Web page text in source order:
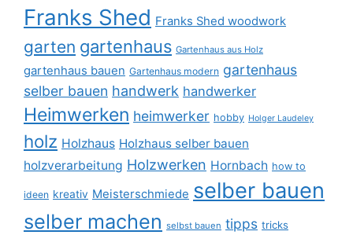
Franks Shed Franks Shed woodwork
garten gartenhaus Gartenhaus aus Holz
gartenhaus bauen Gartenhaus modern gartenhaus
selber bauen handwerk handwerker
Heimwerken heimwerker hobby Holger Laudeley
holz Holzhaus Holzhaus selber bauen
holzverarbeitung Holzwerken Hornbach how to
ideen kreativ Meisterschmiede selber bauen
selber machen selbst bauen tipps tricks